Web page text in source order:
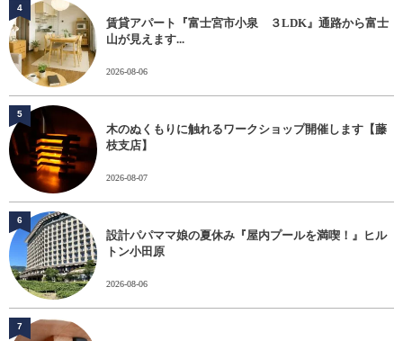
賃貸アパート『富士宮市小泉 ３LDK』通路から富士
山が見えます...
2026-08-06
4
木のぬくもりに触れるワークショップ開催します【藤
枝支店】
2026-08-07
5
設計パパママ娘の夏休み『屋内プールを満喫！』ヒル
トン小田原
2026-08-06
6
7